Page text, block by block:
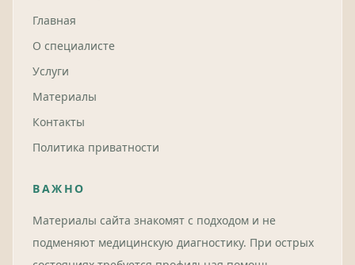
Главная
О специалисте
Услуги
Материалы
Контакты
Политика приватности
ВАЖНО
Материалы сайта знакомят с подходом и не
подменяют медицинскую диагностику. При острых